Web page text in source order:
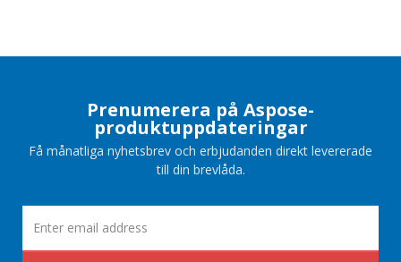
Prenumerera på Aspose-
produktuppdateringar
Få månatliga nyhetsbrev och erbjudanden direkt levererade
till din brevlåda.